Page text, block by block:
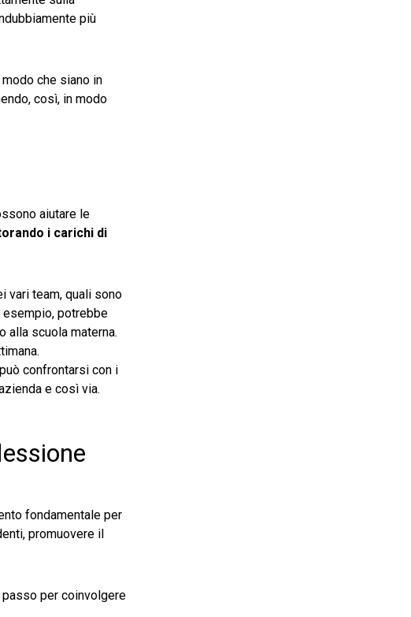
più
modo che siano in
così, in modo
aiutare le
i carichi di
vari team, quali sono
esempio, potrebbe
alla scuola materna.
confrontarsi con i
e così via.
fondamentale per
promuovere il
per coinvolgere